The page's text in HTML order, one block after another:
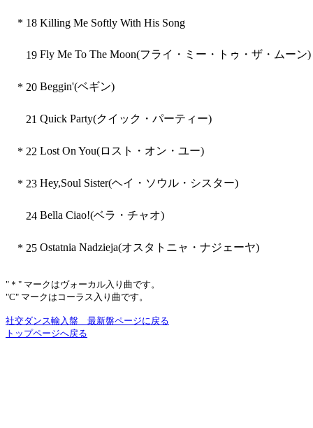
* 18 Killing Me Softly With His Song
19 Fly Me To The Moon(フライ・ミー・トゥ・ザ・ムーン)
* 20 Beggin'(ベギン)
21 Quick Party(クイック・パーティー)
* 22 Lost On You(ロスト・オン・ユー)
* 23 Hey,Soul Sister(ヘイ・ソウル・シスター)
24 Bella Ciao!(ベラ・チャオ)
* 25 Ostatnia Nadzieja(オスタトニャ・ナジェーヤ)
"＊" マークはヴォーカル入り曲です。
"C" マークはコーラス入り曲です。
社交ダンス輸入盤 最新盤ページに戻る
トップページへ戻る